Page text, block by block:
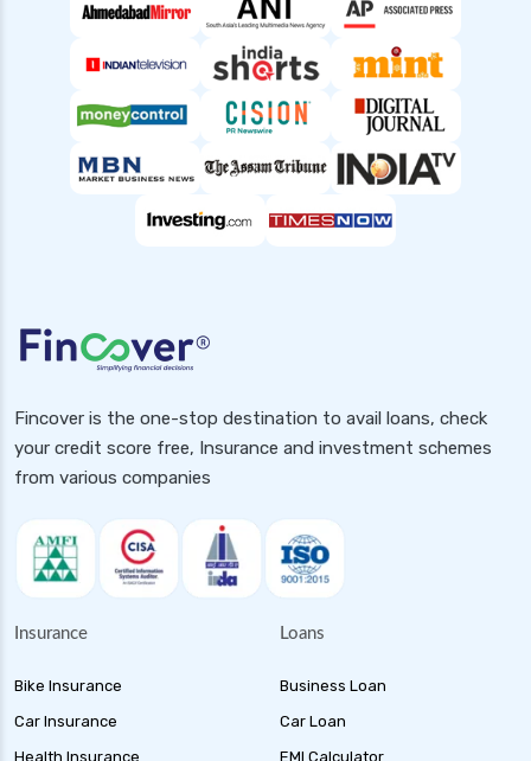
Fincover is the one-stop destination to avail loans, check
your credit score free, Insurance and investment schemes
from various companies
Insurance
Bike Insurance
Car Insurance
Health Insurance
Loans
Business Loan
Car Loan
EMI Calculator